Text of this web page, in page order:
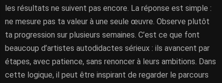
les résultats ne suivent pas encore. La réponse est simple :
ne mesure pas ta valeur à une seule œuvre. Observe plutôt
ta progression sur plusieurs semaines. C’est ce que font
beaucoup d’artistes autodidactes sérieux : ils avancent par
étapes, avec patience, sans renoncer à leurs ambitions. Dans
cette logique, il peut être inspirant de regarder le parcours